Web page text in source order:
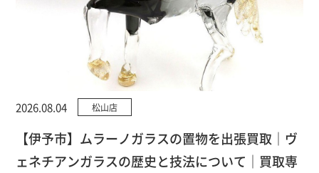
2026.08.04 松山店
【伊予市】ムラーノガラスの置物を出張買取｜ヴ
ェネチアンガラスの歴史と技法について｜買取専